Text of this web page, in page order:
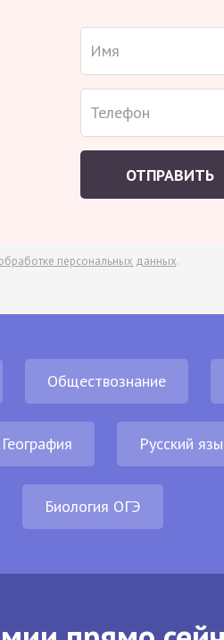
ОТПРАВИТЬ
персональных данных.
Обществознание
География Русский
Биология ОГЭ